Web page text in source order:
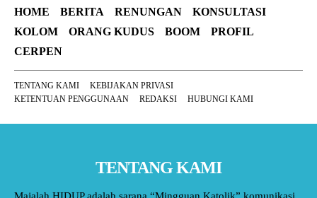
HOME BERITA RENUNGAN
KONSULTASI
KOLOM
ORANG KUDUS BOOM
PROFIL
CERPEN
TENTANG KAMI
KEBIJAKAN PRIVASI
KETENTUAN PENGGUNAAN
REDAKSI HUBUNGI KAMI
TENTANG KAMI